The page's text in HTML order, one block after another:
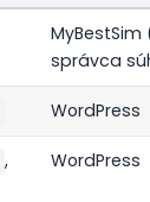
správca
WordPress
, WordPress